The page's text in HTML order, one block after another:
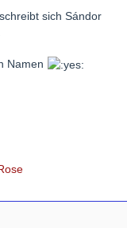
sich Sándor
Namen